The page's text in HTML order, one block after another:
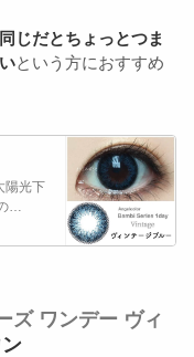
じだとちょっとつま
という方におすすめ
陽光下
でした◎ 白目の…
ズ ワンデー ヴィ